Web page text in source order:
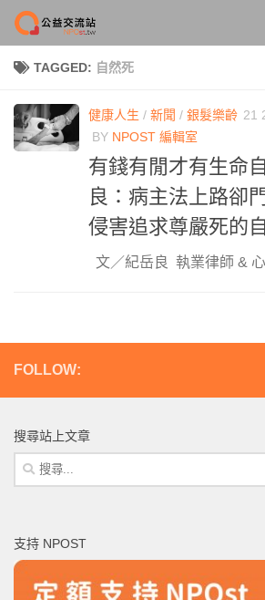
Skip to content
TAGGED: 自然死
健康人生 / 新聞 / 銀髮樂齡 21
BY NPOST 編輯室
有錢有閒才有生命
良：病主法上路卻
侵害追求尊嚴死的
文／紀岳良 執業律師 &
FOLLOW:
搜尋站上文章
搜
尋
字:
支持 NPOST